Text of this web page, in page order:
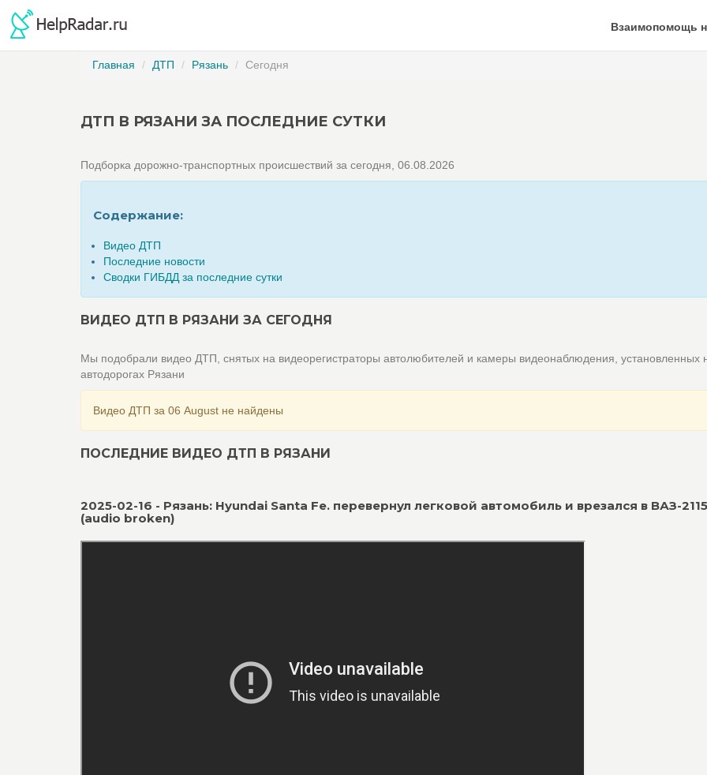
Взаимопомощь
Главная ДТП Рязань Сегодня
ДТП В РЯЗАНИ ЗА ПОСЛЕДНИЕ СУТКИ
Подборка дорожно-транспортных происшествий за сегодня, 06.08.2026
Содержание:
Видео ДТП
Последние новости
Сводки ГИБДД за последние сутки
ВИДЕО ДТП В РЯЗАНИ ЗА СЕГОДНЯ
Мы подобрали видео ДТП, снятых на видеорегистраторы автолюбителей и камеры видеонаблюдения, установленных
автодорогах Рязани
Видео ДТП за 06 August не найдены
ПОСЛЕДНИЕ ВИДЕО ДТП В РЯЗАНИ
2025-02-16 - Рязань: Hyundai Santa Fe. перевернул легковой автомобиль и врезался в ВАЗ-2115
(audio broken)